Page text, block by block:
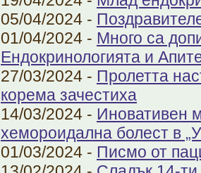
05/04/2024 -
01/04/2024 - Много са
Ендокринологията и
27/03/2024 - Пролетта
корема зачестиха
14/03/2024 - Иновативен
хемороидална болест в
01/03/2024 - Писмо от